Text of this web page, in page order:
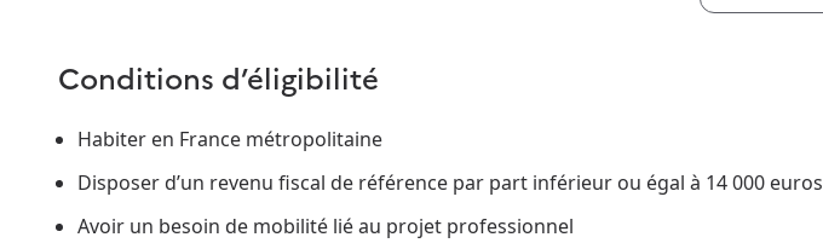
Conditions d’éligibilité
Habiter en France métropolitaine
Disposer d’un revenu fiscal de référence par part inférieur ou égal à 14 000 euros
Avoir un besoin de mobilité lié au projet professionnel